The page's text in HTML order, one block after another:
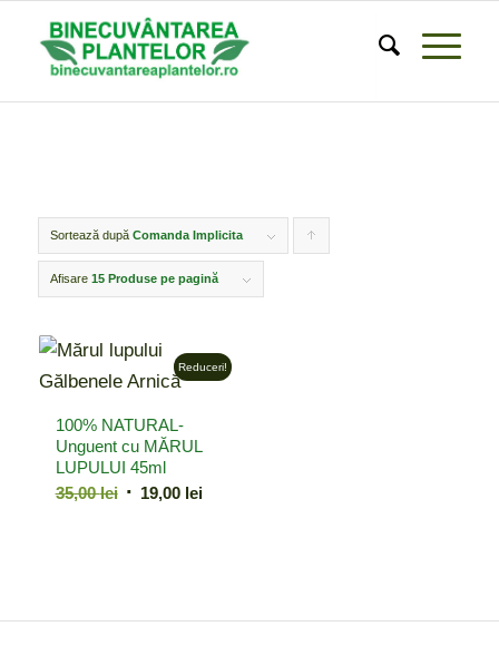
Sortează după Comanda Implicita
Afisare 15 Produse pe pagină
100% NATURAL-
Unguent cu MĂRUL
LUPULUI 45ml
35,00lei Prețul
19,00 leiPrețul
Reduceri!